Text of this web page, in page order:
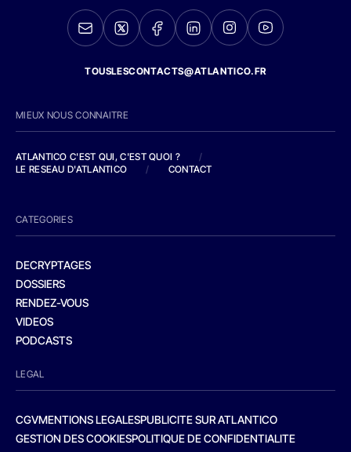
TOUSLESCONTACTS@ATLANTICO.FR
MIEUX NOUS CONNAITRE
ATLANTICO C'EST QUI, C'EST QUOI ?
/
LE RESEAU D'ATLANTICO
/ CONTACT
CATEGORIES
DECRYPTAGES
DOSSIERS
RENDEZ-VOUS
VIDEOS
PODCASTS
LEGAL
CGVMENTIONS LEGALESPUBLICITE SUR ATLANTICO
GESTION DES COOKIESPOLITIQUE DE CONFIDENTIALITE